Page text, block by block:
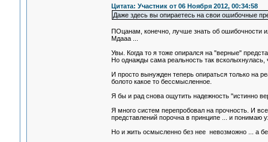
Цитата: Участник от 06 Ноября 2012, 00:34:58
Даже здесь вы опираетесь на свои ошибочные
ПОцанам, конечно, лучше знать об ошибочности
Мдааа ...
Увы. Когда то я тоже опирался на "верные"
Но однажды сама реальность так
И просто вынужден теперь опираться только на
болото какое то бессмысленное.
Я бы и рад снова ощутить надежность "истинно
Я много систем перепробовал на прочность. И
представлений порочна в принципе ... и понимаю
Но и жить осмысленно без нее невозможно ... а